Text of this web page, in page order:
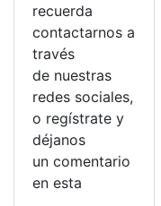
recuerda
contactarnos a
través
de nuestras
redes sociales,
o regístrate y
déjanos
un comentario
en esta